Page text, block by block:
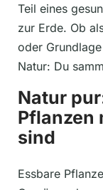
Teil eines
zur Erde. Ob
oder
Natur: Du
Natur
Pflanzen
sind
Essbare